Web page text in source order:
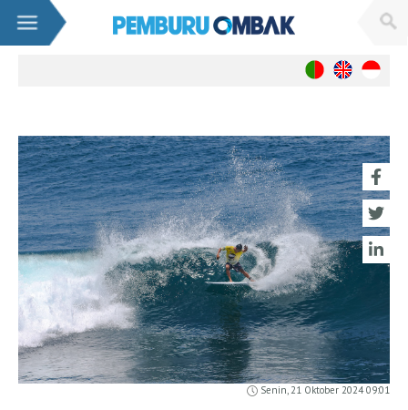
Wanita
Live WebCams
Sumatra
Banda Aceh
Nias (Lagundry Bay)
Mentawai(Lances Right)
Benkulu
Krui / Mandiri
Java Senin, 21 Oktober 2024 09:01